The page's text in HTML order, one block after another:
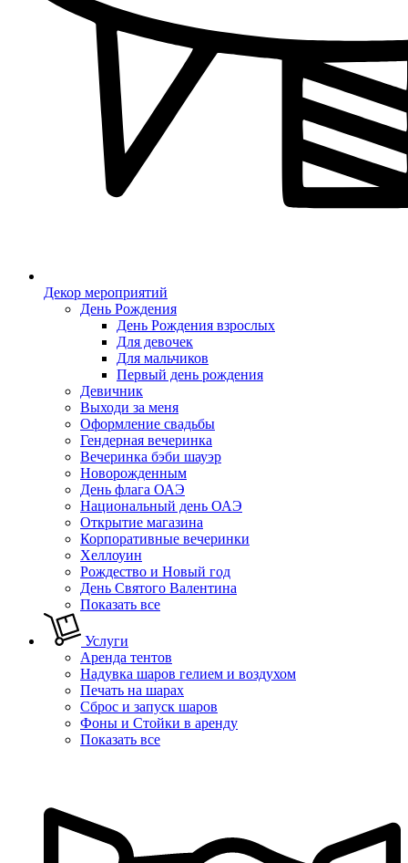
Декор мероприятий
День Рождения
День Рождения взрослых
Для девочек
Для мальчиков
Первый день рождения
Девичник
Выходи за меня
Оформление свадьбы
Гендерная вечеринка
Вечеринка бэби шауэр
Новорожденным
День флага ОАЭ
Национальный день ОАЭ
Открытие магазина
Корпоративные вечеринки
Хеллоуин
Рождество и Новый год
День Святого Валентина
Показать все
Услуги
Аренда тентов
Надувка шаров гелием и воздухом
Печать на шарах
Сброс и запуск шаров
Фоны и Стойки в аренду
Показать все